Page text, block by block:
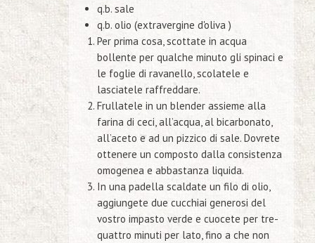
q.b. sale
q.b. olio (extravergine d'oliva )
Per prima cosa, scottate in acqua
bollente per qualche minuto gli spinaci e
le foglie di ravanello, scolatele e
lasciatele raffreddare.
Frullatele in un blender assieme alla
farina di ceci, all’acqua, al bicarbonato,
all’aceto e ad un pizzico di sale. Dovrete
ottenere un composto dalla consistenza
omogenea e abbastanza liquida.
In una padella scaldate un filo di olio,
aggiungete due cucchiai generosi del
vostro impasto verde e cuocete per tre-
quattro minuti per lato, fino a che non